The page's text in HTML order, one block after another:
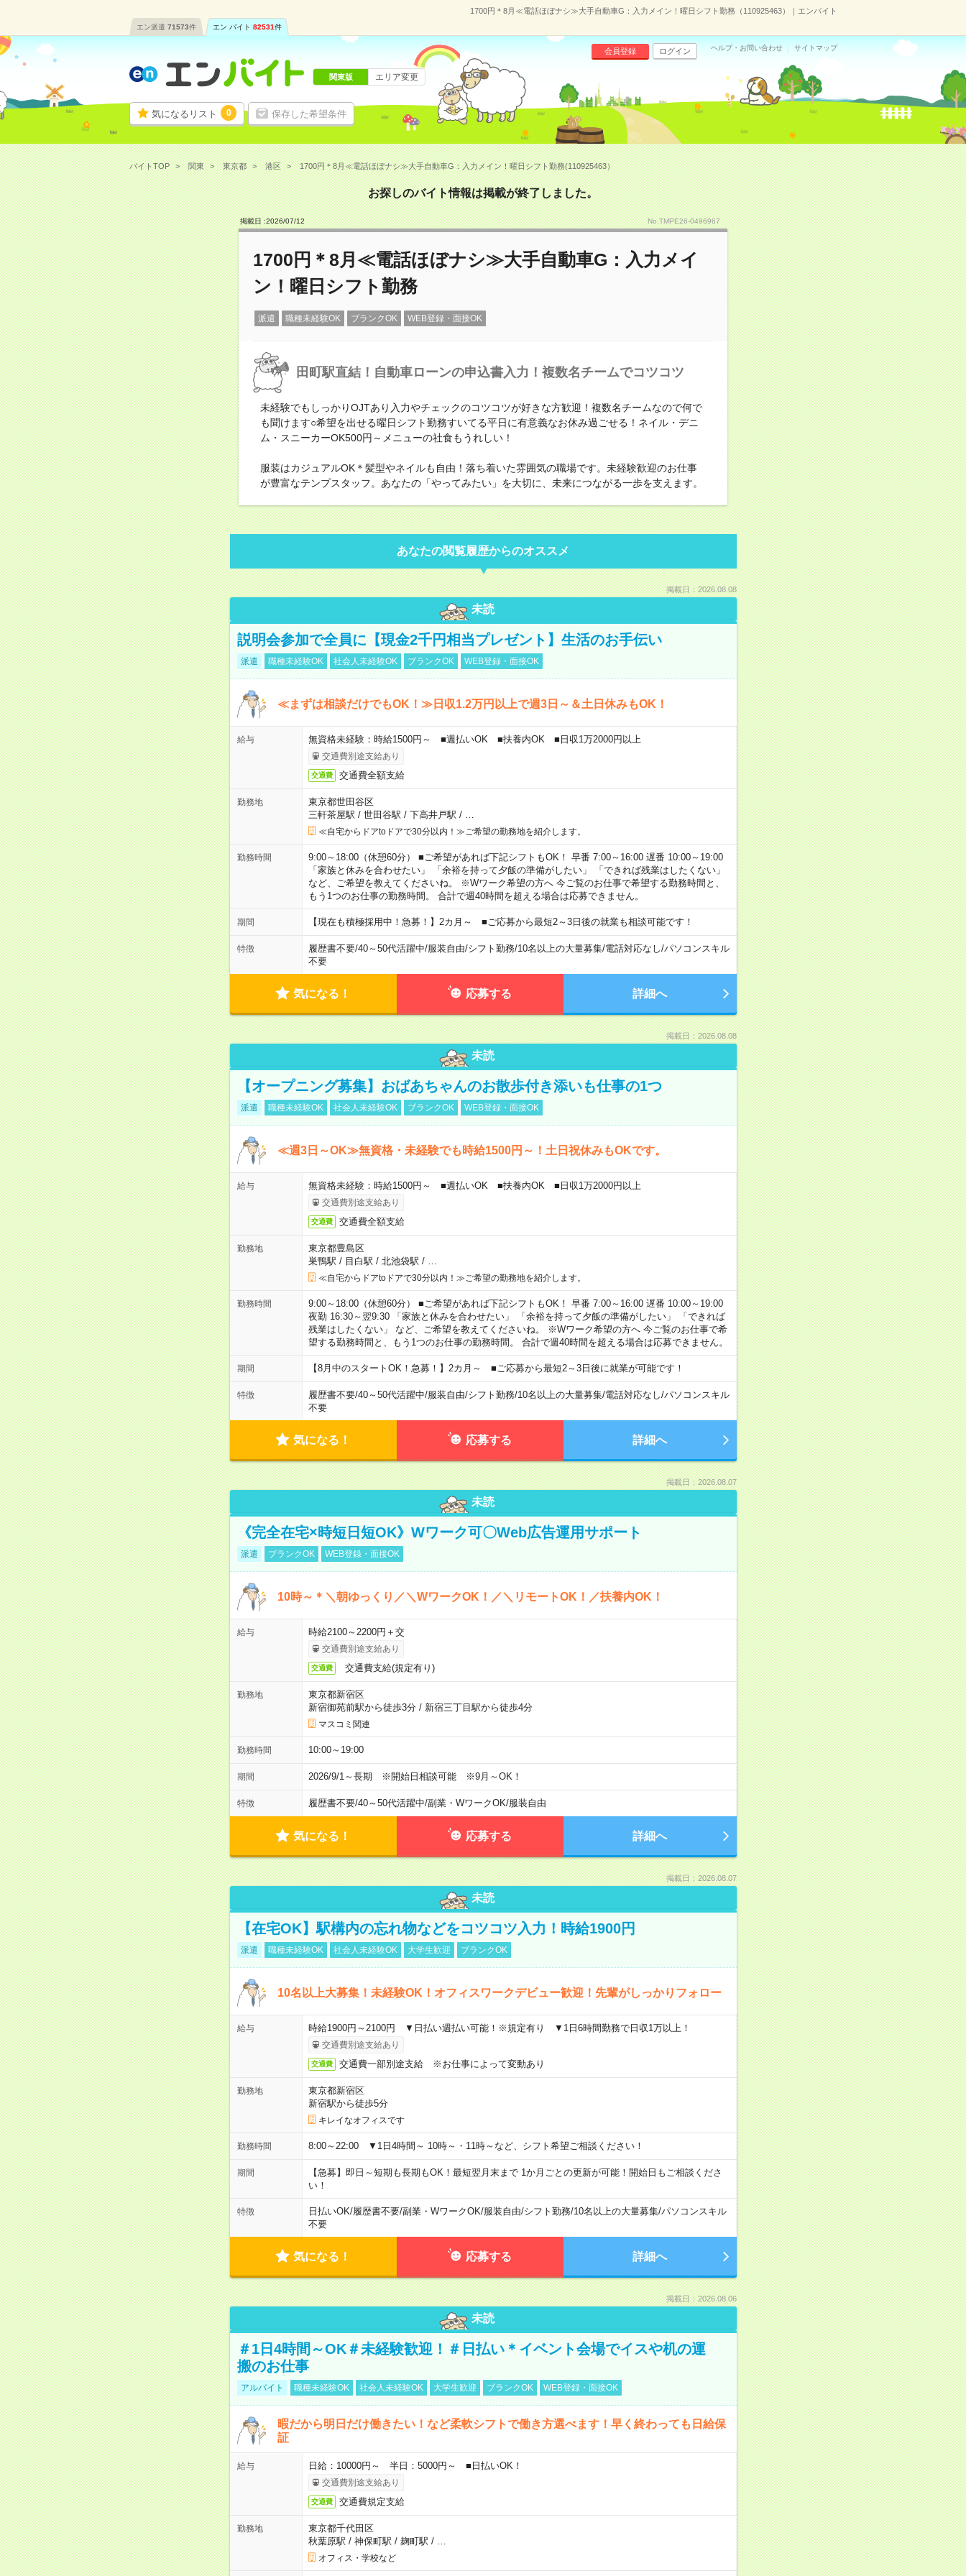
1700円＊8月≪電話ほぼナシ≫大手自動車G：入力メイン！曜日シフト勤務（110925463）｜エンバイト
エン派遣 71573件 エン バイト 82531件
気になるリスト 0 保存した希望条件
会員登録 ログイン ヘルプ・お問い合わせ サイトマップ
関東版 エリア変更
バイトTOP 関東 東京都 港区 1700円＊8月≪電話ほぼナシ≫大手自動車G：入力メイン！曜日シフト勤務(110925463）
お探しのバイト情報は掲載が終了しました。
掲載日 :2026/07/12 No.TMPE26-0496967
1700円＊8月≪電話ほぼナシ≫大手自動車G：入力メイ
ン！曜日シフト勤務
派遣 職種未経験OK ブランクOK WEB登録・面接OK
田町駅直結！自動車ローンの申込書入力！複数名チームでコツコツ
未経験でもしっかりOJTあり入力やチェックのコツコツが好きな方歓迎！複数名チームなので何で
も聞けます○希望を出せる曜日シフト勤務すいてる平日に有意義なお休み過ごせる！ネイル・デニ
ム・スニーカーOK500円～メニューの社食もうれしい！
服装はカジュアルOK＊髪型やネイルも自由！落ち着いた雰囲気の職場です。未経験歓迎のお仕事
が豊富なテンプスタッフ。あなたの「やってみたい」を大切に、未来につながる一歩を支えます。
あなたの閲覧履歴からのオススメ
掲載日：2026.08.08
未読
説明会参加で全員に【現金2千円相当プレゼント】生活のお手伝い
派遣 職種未経験OK 社会人未経験OK ブランクOK WEB登録・面接OK
≪まずは相談だけでもOK！≫日収1.2万円以上で週3日～＆土日休みもOK！
給与 無資格未経験：時給1500円～ ■週払いOK ■扶養内OK ■日収1万2000円以上
交通費別途支給あり
交通費 交通費全額支給
勤務地
東京都世田谷区
三軒茶屋駅 / 世田谷駅 / 下高井戸駅 /
≪自宅からドアtoドアで30分以内！≫ご希望の勤務地を紹介します。
勤務時間
9:00～18:00（休憩60分） ■ご希望があれば下記シフトもOK！ 早番 7:00～16:00 遅番 10:00～19:00
「家族と休みを合わせたい」 「余裕を持って夕飯の準備がしたい」 「できれば残業はしたくない」
など、ご希望を教えてくださいね。 ※Wワーク希望の方へ 今ご覧のお仕事で希望する勤務時間と、
もう1つのお仕事の勤務時間。 合計で週40時間を超える場合は応募できません。
期間 【現在も積極採用中！急募！】2カ月～ ■ご応募から最短2～3日後の就業も相談可能です！
特徴 履歴書不要/40～50代活躍中/服装自由/シフト勤務/10名以上の大量募集/電話対応なし/パソコンスキル
不要
気になる！ 応募する 詳細へ
掲載日：2026.08.08
未読
【オープニング募集】おばあちゃんのお散歩付き添いも仕事の1つ
派遣 職種未経験OK 社会人未経験OK ブランクOK WEB登録・面接OK
≪週3日～OK≫無資格・未経験でも時給1500円～！土日祝休みもOKです。
給与 無資格未経験：時給1500円～ ■週払いOK ■扶養内OK ■日収1万2000円以上
交通費別途支給あり
交通費 交通費全額支給
勤務地
東京都豊島区
巣鴨駅 / 目白駅 / 北池袋駅 /
≪自宅からドアtoドアで30分以内！≫ご希望の勤務地を紹介します。
勤務時間
9:00～18:00（休憩60分） ■ご希望があれば下記シフトもOK！ 早番 7:00～16:00 遅番 10:00～19:00
夜勤 16:30～翌9:30 「家族と休みを合わせたい」 「余裕を持って夕飯の準備がしたい」 「できれば
残業はしたくない」 など、ご希望を教えてくださいね。 ※Wワーク希望の方へ 今ご覧のお仕事で希
望する勤務時間と、もう1つのお仕事の勤務時間。 合計で週40時間を超える場合は応募できません。
期間 【8月中のスタートOK！急募！】2カ月～ ■ご応募から最短2～3日後に就業が可能です！
特徴 履歴書不要/40～50代活躍中/服装自由/シフト勤務/10名以上の大量募集/電話対応なし/パソコンスキル
不要
気になる！ 応募する 詳細へ
掲載日：2026.08.07
未読
《完全在宅×時短日短OK》Wワーク可〇Web広告運用サポート
派遣 ブランクOK WEB登録・面接OK
10時～＊＼朝ゆっくり／＼WワークOK！／＼リモートOK！／扶養内OK！
給与 時給2100～2200円＋交
交通費別途支給あり
交通費 交通費支給(規定有り)
勤務地
東京都新宿区
新宿御苑前駅から徒歩3分/ 新宿三丁目駅から徒歩4分
マスコミ関連
勤務時間 10:00～19:00
期間 2026/9/1～長期 ※開始日相談可能 ※9月～OK！
特徴 履歴書不要/40～50代活躍中/副業・WワークOK/服装自由
気になる！ 応募する 詳細へ
掲載日：2026.08.07
未読
【在宅OK】駅構内の忘れ物などをコツコツ入力！時給1900円
派遣 職種未経験OK 社会人未経験OK 大学生歓迎 ブランクOK
10名以上大募集！未経験OK！オフィスワークデビュー歓迎！先輩がしっかりフォロー
給与 時給1900円～2100円 ▼日払い週払い可能！※規定有り ▼1日6時間勤務で日収1万以上！
交通費別途支給あり
交通費 交通費一部別途支給 ※お仕事によって変動あり
勤務地
東京都新宿区
新宿駅から徒歩5分
キレイなオフィスです
勤務時間 8:00～22:00 ▼1日4時間～ 10時～・11時～など、シフト希望ご相談ください！
期間
【急募】即日～短期も長期もOK！最短翌月末まで 1か月ごとの更新が可能！開始日もご相談くださ
い！
特徴 日払いOK/履歴書不要/副業・WワークOK/服装自由/シフト勤務/10名以上の大量募集/パソコンスキル
不要
気になる！ 応募する 詳細へ
掲載日：2026.08.06
未読
＃1日4時間～OK＃未経験歓迎！＃日払い＊イベント会場でイスや机の運
搬のお仕事
アルバイト 職種未経験OK 社会人未経験OK 大学生歓迎 ブランクOK WEB登録・面接OK
暇だから明日だけ働きたい！など柔軟シフトで働き方選べます！早く終わっても日給保
証
給与 日給：10000円～ 半日：5000円～ ■日払いOK！
交通費別途支給あり
交通費 交通費規定支給
勤務地
東京都千代田区
秋葉原駅 / 神保町駅 / 麹町駅 /
オフィス・学校など